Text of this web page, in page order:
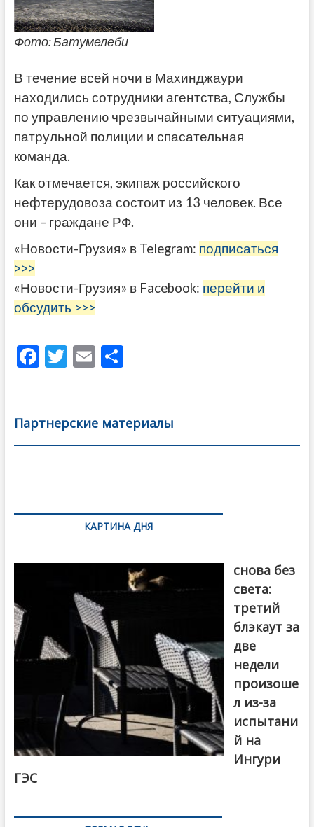
Фото: Батумелеби
В течение всей ночи в Махинджаури
находились сотрудники агентства, Службы
по управлению чрезвычайными ситуациями,
патрульной полиции и спасательная
команда.
Как отмечается, экипаж российского
нефтерудовоза состоит из 13 человек. Все
они – граждане РФ.
«Новости-Грузия» в Telegram: подписаться
>>>
«Новости-Грузия» в Facebook: перейти и
обсудить >>>
F
b
o
T
er
E
l
О
а
в
Партнерские материалы
по
записямКАРТИНА ДНЯ
снова без
света:
третий
блэкаут за
две
недели
произоше
л из-за
испытани
й на
Ингури
ГЭС